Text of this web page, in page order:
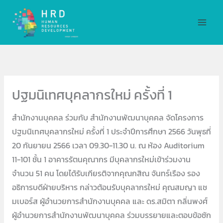
content
ปฐมนิเทศบุคลากรใหม่ ครั้งที่ 1
สำนักงานบุคคล ร่วมกับ สำนักงานพัฒนาบุคคล จัดโครงการ
ปฐมนิเทศบุคลากรใหม่ ครั้งที่ 1 ประจำปีการศึกษา 2566 วันพุธที่
20 กันยายน 2566 เวลา 09.30-11.30 น. ณ ห้อง Auditorium
11-101 ชั้น 1 อาคารรัตนคุณากร มีบุคลากรใหม่เข้าร่วมงาน
จำนวน 51 คน โดยได้รับเกียรติจากคุณกสิณ จันทร์เรือง รอง
อธิการบดีฝ่ายบริหาร กล่าวต้อนรับบุคลากรใหม่ คุณสมญา แช
มเบอร์ส ผู้อำนวยการสำนักงานบุคคล และ ดร.สมิตา กลิ่นพงศ์
ผู้อำนวยการสำนักงานพัฒนาบุคคล ร่วมบรรยายและตอบข้อซัก